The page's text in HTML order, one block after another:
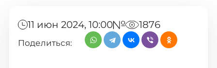
🏎 Заявка на подбор авто
11 июн 2024, 10:00 1876
Поделиться: